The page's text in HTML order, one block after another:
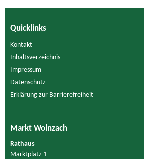
Quicklinks
Kontakt
Inhaltsverzeichnis
Impressum
Datenschutz
Erklärung zur Barrierefreiheit
Markt Wolnzach
Rathaus
Marktplatz 1